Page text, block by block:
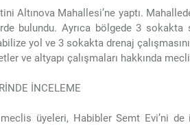
Altınova Mahallesi’ne yaptı.
bulundu. Ayrıca bölgede 3
yol ve 3 sokakta drenaj
ve altyapı çalışmaları hakkında
İNCELEME
üyeleri, Habibler Semt Evi’ni de